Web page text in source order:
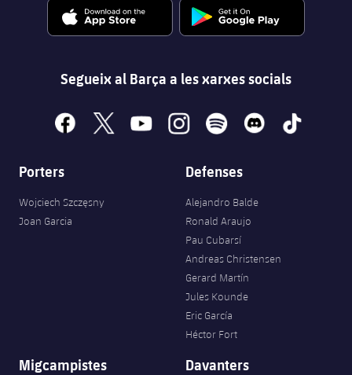
Segueix al Barça a les xarxes socials
facebook
x youtubeinstagramspotify discord tiktok
Porters
Wojciech Szczęsny
Joan Garcia
Defenses
Alejandro Balde
Ronald Araujo
Pau Cubarsí
Andreas Christensen
Gerard Martín
Jules Kounde
Eric García
Héctor Fort
Migcampistes Davanters